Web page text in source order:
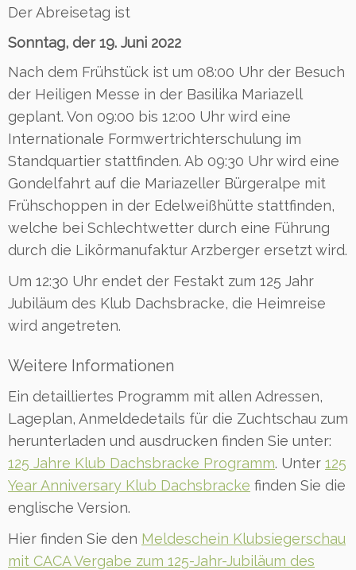
Der Abreisetag ist
Sonntag, der 19. Juni 2022
Nach dem Frühstück ist um 08:00 Uhr der Besuch
der Heiligen Messe in der Basilika Mariazell
geplant. Von 09:00 bis 12:00 Uhr wird eine
Internationale Formwertrichterschulung im
Standquartier stattfinden. Ab 09:30 Uhr wird eine
Gondelfahrt auf die Mariazeller Bürgeralpe mit
Frühschoppen in der Edelweißhütte stattfinden,
welche bei Schlechtwetter durch eine Führung
durch die Likörmanufaktur Arzberger ersetzt wird.
Um 12:30 Uhr endet der Festakt zum 125 Jahr
Jubiläum des Klub Dachsbracke, die Heimreise
wird angetreten.
Weitere Informationen
Ein detailliertes Programm mit allen Adressen,
Lageplan, Anmeldedetails für die Zuchtschau zum
herunterladen und ausdrucken finden Sie unter:
125 Jahre Klub Dachsbracke Programm. Unter 125
Year Anniversary Klub Dachsbracke finden Sie die
englische Version.
Hier finden Sie den Meldeschein Klubsiegerschau
mit CACA Vergabe zum 125-Jahr-Jubiläum des